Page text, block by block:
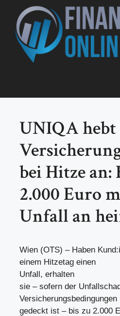
Inhalt
springen
UNIQA hebt
bei Hitze an:
2.000 Euro
Unfall an
Wien (OTS) – Haben
einem Hitzetag einen
Unfall, erhalten
sie – sofern der
Versicherungsbedingungen
gedeckt ist – bis zu 2.000